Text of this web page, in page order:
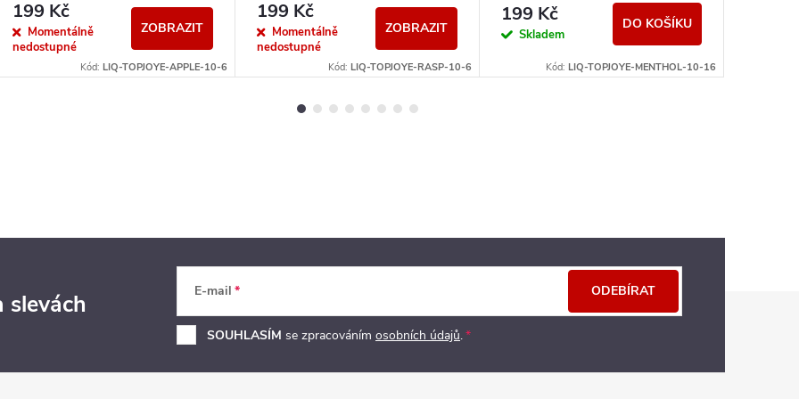
199 Kč
Momentálně
nedostupné
ZOBRAZIT
Kód: LIQ-TOPJOYE-APPLE-10-6
199 Kč
Momentálně
nedostupné
ZOBRAZIT
Kód: LIQ-TOPJOYE-RASP-10-6
199 Kč
Skladem
DO KOŠÍKU
Kód: LIQ-TOPJOYE-MENTHOL-10-16
slevách E-mail
SOUHLASÍM se zpracováním osobních údajů.
ODEBÍRAT